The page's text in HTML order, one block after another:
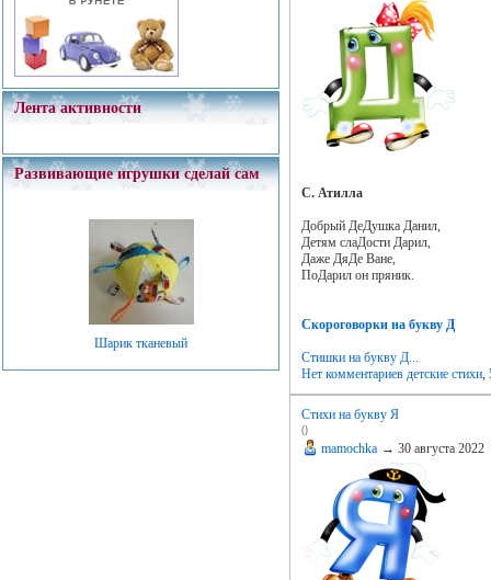
Лента активности
Развивающие игрушки сделай сам
Шарик тканевый
С. Атилла
Добрый ДеДушка Данил,
Детям слаДости Дарил,
Даже ДяДе Ване,
ПоДарил он пряник.
Скороговорки на букву Д
Стишки на букву Д...
Нет комментариев детские стихи,
Стихи на букву Я
0
mamochka → 30 августа 2022